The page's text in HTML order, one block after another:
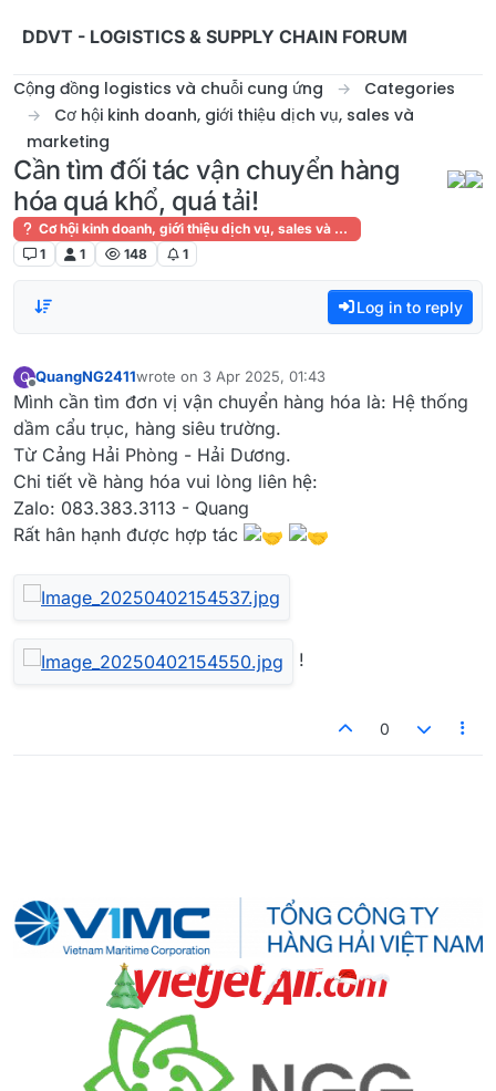
DDVT - LOGISTICS & SUPPLY CHAIN FORUM
Cộng đồng logistics và chuỗi cung ứng
Categories
Cơ hội kinh doanh, giới thiệu dịch vụ, sales và
marketing
Cần tìm đối tác vận chuyển hàng
hóa quá khổ, quá tải!
Cơ hội kinh doanh, giới thiệu dịch vụ, sales và marketing
1
1 148 1
Log in to reply
Q
Offline
QuangNG2411wrote on 3 Apr 2025, 01:43
last edited by
Mình cần tìm đơn vị vận chuyển hàng hóa là: Hệ thống
dầm cẩu trục, hàng siêu trường.
Từ Cảng Hải Phòng - Hải Dương.
Chi tiết về hàng hóa vui lòng liên hệ:
Zalo: 083.383.3113 - Quang
Rất hân hạnh được hợp tác
!
0